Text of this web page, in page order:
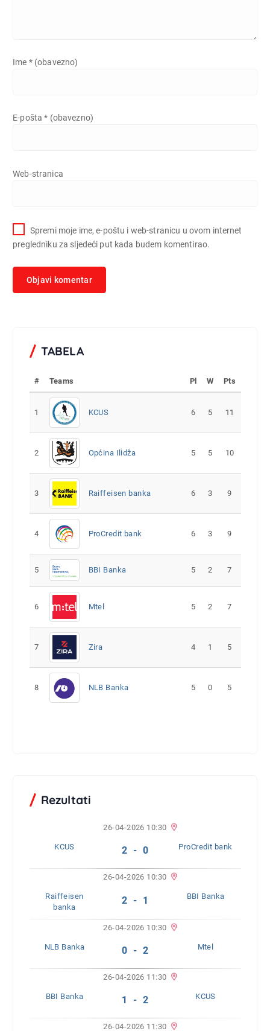
Ime * (obavezno)
E-pošta* (obavezno)
Web-stranica
Spremi moje ime, e-poštu i web-stranicu u ovom internet
pregledniku za sljedeći put kada budem komentirao.
TABELA
# Teams Pl W Pts
1 KCUS 6 5 11
2 Općina Ilidža 5 5 10
3 Raiffeisen banka 6 3 9
4 ProCredit bank 6 3 9
5 BBI Banka 5 2 7
6 Mtel 5 2 7
7 Zira 4 1 5
8 NLB Banka 5 0 5
Rezultati
26-04-2026 10:30
KCUS 2 - 0 ProCredit bank
26-04-2026 10:30
Raiffeisen
banka
2 - 1 BBI Banka
26-04-2026 10:30
NLB Banka 0 - 2 Mtel
26-04-2026 11:30
BBI Banka 1 - 2 KCUS
26-04-2026 11:30